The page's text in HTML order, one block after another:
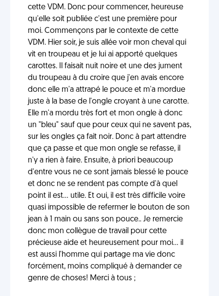
cette VDM. Donc pour commencer, heureuse
qu'elle soit publiée c'est une première pour
moi. Commençons par le contexte de cette
VDM. Hier soir, je suis allée voir mon cheval qui
vit en troupeau et je lui ai apporté quelques
carottes. Il faisait nuit noire et une des jument
du troupeau à du croire que j'en avais encore
donc elle m'a attrapé le pouce et m'a mordue
juste à la base de l'ongle croyant à une carotte.
Elle m'a mordu très fort et mon ongle à donc
un "bleu" sauf que pour ceux qui ne savent pas,
sur les ongles ça fait noir. Donc à part attendre
que ça passe et que mon ongle se refasse, il
n'y a rien à faire. Ensuite, à priori beaucoup
d'entre vous ne ce sont jamais blessé le pouce
et donc ne se rendent pas compte d'à quel
point il est... utile. Et oui, il est très difficile voire
quasi impossible de refermer le bouton de son
jean à 1 main ou sans son pouce.. Je remercie
donc mon collègue de travail pour cette
précieuse aide et heureusement pour moi... il
est aussi l'homme qui partage ma vie donc
forcément, moins compliqué à demander ce
genre de choses! Merci à tous ;